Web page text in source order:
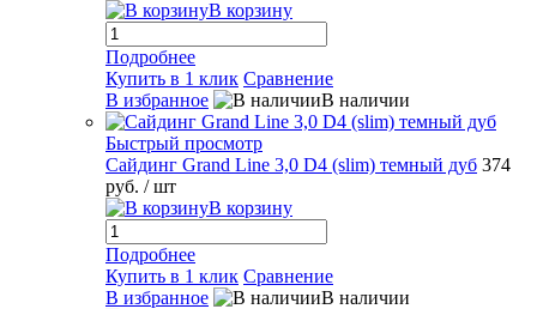
В корзину
Подробнее
Купить в 1 клик Сравнение
В избранное
В наличии
Быстрый просмотр
Сайдинг Grand Line 3,0 D4 (slim) темный дуб 374
руб. / шт
В корзину
Подробнее
Купить в 1 клик Сравнение
В избранное
В наличии